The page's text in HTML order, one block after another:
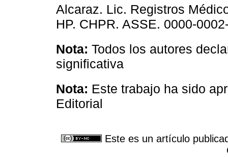
Alcaraz. Lic. Registros
HP. CHPR. ASSE. 0000-
Nota: Todos los autores
significativa
Nota: Este trabajo ha sido
Editorial
Este es un artículo